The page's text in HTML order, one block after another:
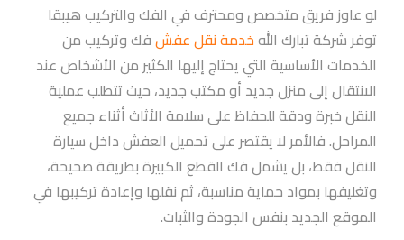
لو عاوز فريق متخصص ومحترف في الفك والتركيب هيبقا
توفر شركة تبارك اللهخدمة نقل عفشفك وتركيب من
الخدمات الأساسية التي يحتاج إليها الكثير من الأشخاص عند
الانتقال إلى منزل جديد أو مكتب جديد، حيث تتطلب عملية
النقل خبرة ودقة للحفاظ على سلامة الأثاث أثناء جميع
المراحل. فالأمر لا يقتصر على تحميل العفش داخل سيارة
النقل فقط، بل يشمل فك القطع الكبيرة بطريقة صحيحة،
وتغليفها بمواد حماية مناسبة، ثم نقلها وإعادة تركيبها في
الموقع الجديد بنفس الجودة والثبات.